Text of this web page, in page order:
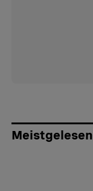
Meistgelesen